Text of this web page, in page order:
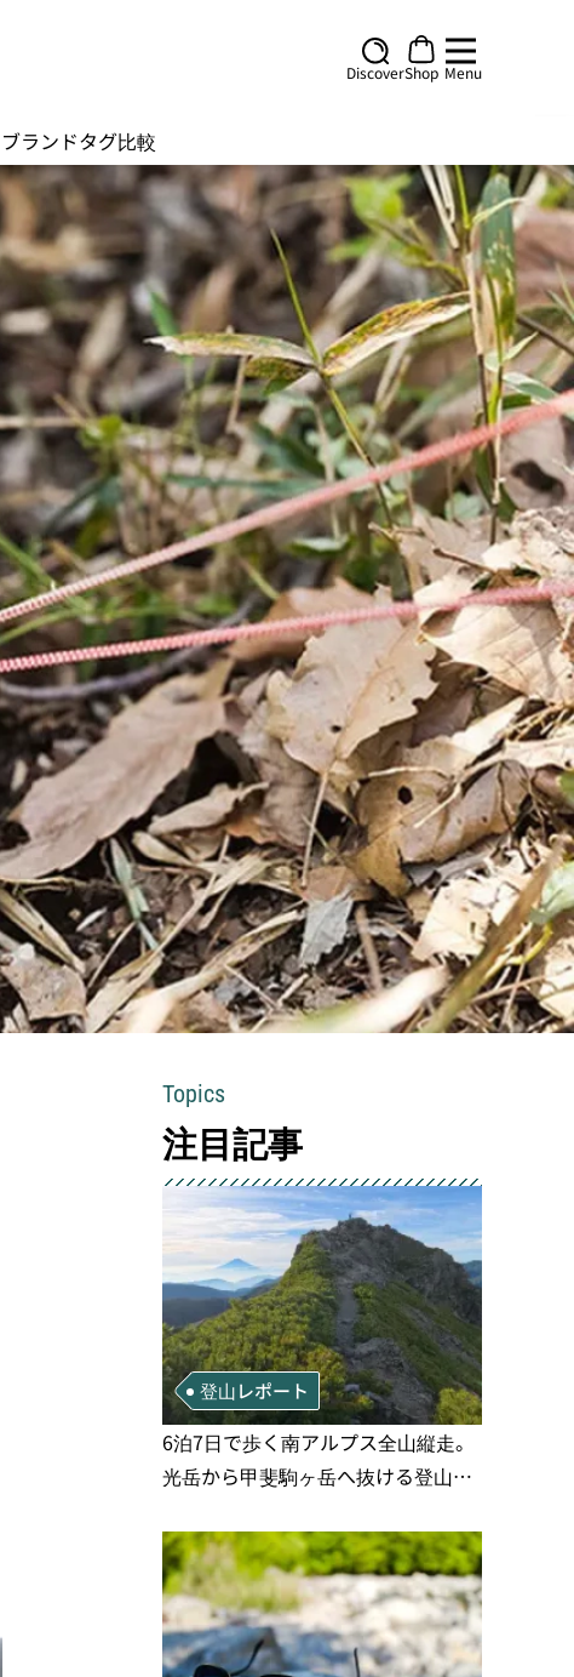
DiscoverShop Menu
ブランドタグ比較
Topics
注目記事
登山レポート
6泊7日で歩く南アルプス全山縦走。
光岳から甲斐駒ヶ岳へ抜ける登山の